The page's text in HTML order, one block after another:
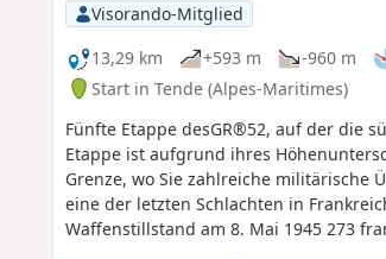
Visorando-Mitglied
13,29 km
+593 m -960 m
Start in Tende (Alpes-Maritimes)
Fünfte Etappe desGR®52, auf der die
Etappe ist aufgrund ihres
Grenze, wo Sie zahlreiche militärische
eine der letzten Schlachten in
Waffenstillstand am 8. Mai 1945 273